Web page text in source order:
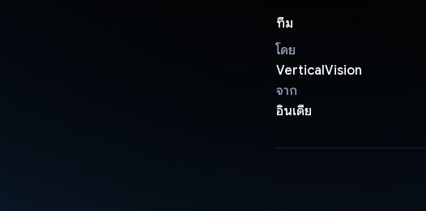
ทีม
โดย
VerticalVision
จาก
อินเดีย